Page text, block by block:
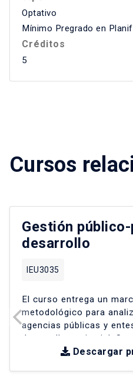
Optativo
Mínimo Pregrado en
Créditos
5
Cursos
Gestión
desarrollo
IEU3035
El curso entrega un
metodológico para
agencias públicas y
desarrollo territorial
Se
sobre experiencias en
Descargar